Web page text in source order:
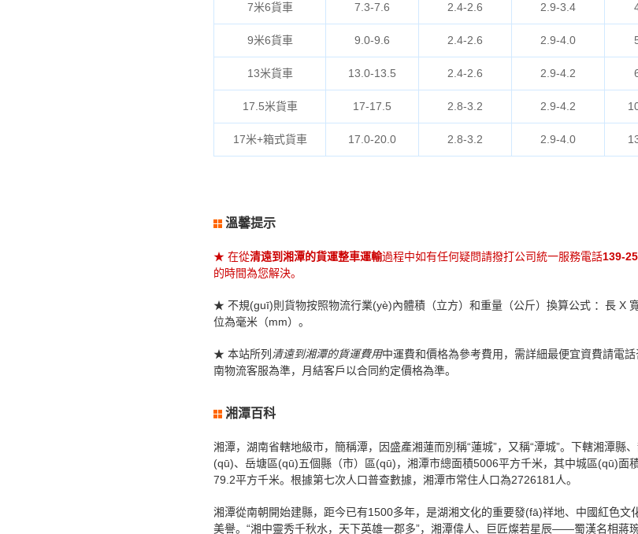
7米6貨車 7.3-7.6 2.4-2.6 2.9-3.4
9米6貨車 9.0-9.6 2.4-2.6 2.9-4.0
13米貨車 13.0-13.5 2.4-2.6 2.9-4.2
17.5米貨車 17-17.5 2.8-3.2 2.9-4.2
17米+箱式貨車 17.0-20.0 2.8-3.2 2.9-4.0
溫馨提示
★ 在從清遠到湘潭的貨運整車運輸過程中如有任何疑問請撥打公司統一服務電話139-
的時間為您解決。
★ 不規(guī)則貨物按照物流行業(yè)內體積（立方）和重量（公斤）換算公式 ：長 X
位為毫米（mm）。
★ 本站所列 清遠到湘潭的貨運費用中運費和價格為參考費用，需詳細最便宜資費請電
南物流客服為準，月結客戶以合同約定價格為準。
湘潭百科
湘潭，湖南省轄地級市，簡稱潭，因盛產湘蓮而別稱“蓮城”，又稱“潭城”。下轄湘潭縣
(qū)、岳塘區(qū)五個縣（市）區(qū)，湘潭市總面積5006平方千米，其中城區(qū)面
79.2平方千米。根據第七次人口普查數據，湘潭市常住人口為2726181人。
湘潭從南朝開始建縣，距今已有1500多年，是湖湘文化的重要發(fā)祥地、中國紅色文
美譽。“湘中靈秀千秋水，天下英雄一郡多”，湘潭偉人、巨匠燦若星辰——蜀漢名相蔣